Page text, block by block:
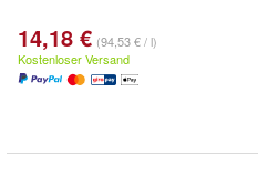
14,18 € (94,53 € / l)
Kostenloser Versand